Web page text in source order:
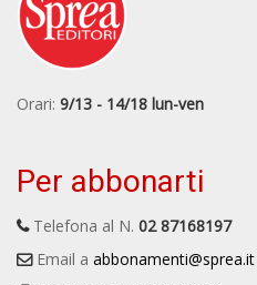
Orari: 9/13 - 14/18 lun-ven
Per abbonarti
Telefona al N. 02 87168197
Email a abbonamenti@sprea.it